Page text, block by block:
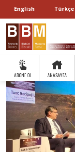
English Türkçe
ABONE OL ANASAYFA